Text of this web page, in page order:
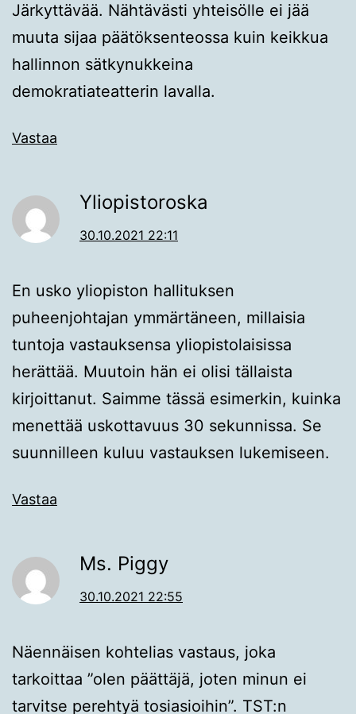
Järkyttävää. Nähtävästi yhteisölle ei jää
muuta sijaa päätöksenteossa kuin keikkua
hallinnon sätkynukkeina
demokratiateatterin lavalla.
Vastaa
Yliopistoroska
30.10.2021 22:11
En usko yliopiston hallituksen
puheenjohtajan ymmärtäneen, millaisia
tuntoja vastauksensa yliopistolaisissa
herättää. Muutoin hän ei olisi tällaista
kirjoittanut. Saimme tässä esimerkin, kuinka
menettää uskottavuus 30 sekunnissa. Se
suunnilleen kuluu vastauksen lukemiseen.
Vastaa
Ms. Piggy
30.10.2021 22:55
Näennäisen kohtelias vastaus, joka
tarkoittaa ”olen päättäjä, joten minun ei
tarvitse perehtyä tosiasioihin”. TST:n